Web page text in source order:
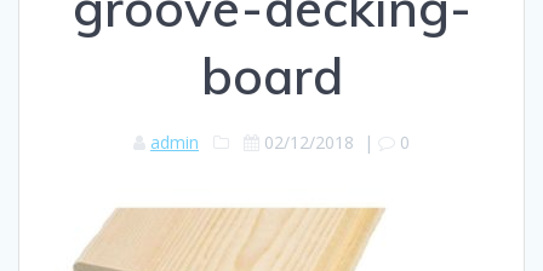
board
admin 02/12/2018 | 0